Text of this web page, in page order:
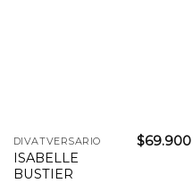
DIVATVERSARIO
ISABELLE
BUSTIER
$69.900